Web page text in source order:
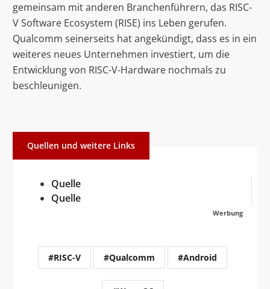
gemeinsam mit anderen Branchenführern, das RISC-
V Software Ecosystem (RISE) ins Leben gerufen.
Qualcomm seinerseits hat angekündigt, dass es in ein
weiteres neues Unternehmen investiert, um die
Entwicklung von RISC-V-Hardware nochmals zu
beschleunigen.
Quellen und weitere Links
Quelle
Quelle
Werbung
#RISC-V #Qualcomm #Android